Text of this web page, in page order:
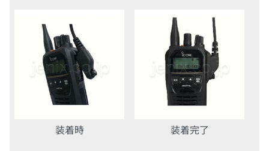
装着時 装着完了